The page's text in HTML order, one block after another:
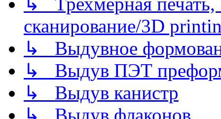
сканирование/3D
↳ Выдувное
↳ Выдув ПЭТ
↳ Выдув канистр